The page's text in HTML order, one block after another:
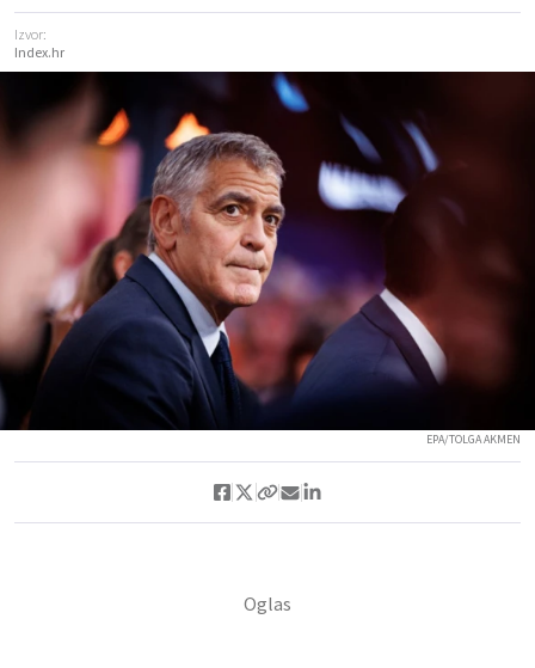
Izvor:
Index.hr
EPA/TOLGA AKMEN